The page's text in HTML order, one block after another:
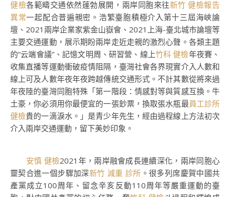
健檢各範疇交通依然蓬勃展開，兩岸同胞來往新竹 健檢報告
異常一起配合普遍親密。浩繁臺胞積極介入第十三屆海峽論
壇、2021兩岸企業家紫金山嶽會、2021上海-臺北城市論壇等
主要交通運動，展示期盼兩岸走近走親的激烈心聲。各類主題
的“云端會議”、記憶文明周、研習營、線上竹科 健檢年夜賽、
收集直播等運動衝破疫情阻隔，臺灣社會各界現實介入人數和
線上可及人數年夜年夜跨越傳統交通形式。不計其數從將來過
年夜陸的臺灣同胞特殊「第一階段：情感對等與質感互換。牛
土豪，你必須用你最便宜的一張鈔票，換取張水瓶最員工診所
健檢貴的一滴淚水。」是青少年先生，經由過程線上方法初次
介入兩岸交通運動，留下美妙印象。
安慎 健檢2021年，兩岸融會成長連續深化，兩岸同胞心
靈契合進一個步驟加深新竹 減重 診所 。很多列席慶賀中國共
產黨成立100周年、留念辛亥反動110周年等嚴重運動的臺